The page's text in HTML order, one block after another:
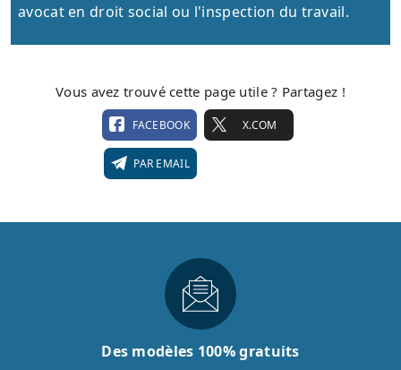
avocat en droit social ou l'inspection du travail.
Vous avez trouvé cette page utile ? Partagez !
FACEBOOK X.COM
PAR EMAIL
Des modèles 100% gratuits